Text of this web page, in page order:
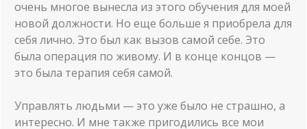
очень многое вынесла из этого обучения для моей
новой должности. Но еще больше я приобрела для
себя лично. Это был как вызов самой себе. Это
была операция по живому. И в конце концов —
это была терапия себя самой.
Управлять людьми — это уже было не страшно, а
интересно. И мне также пригодились все мои